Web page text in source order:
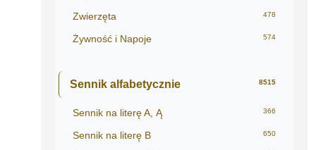
Zwierzęta 478
Żywność i Napoje 574
Sennik alfabetycznie 8515
Sennik na literę A, Ą 366
Sennik na literę B 650